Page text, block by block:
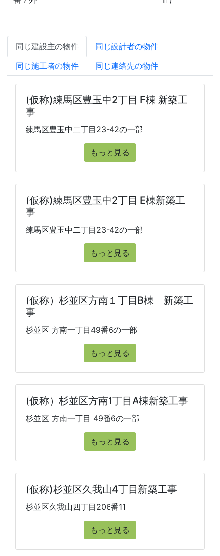
同じ建設主の物件
同じ設計者の物件
同じ施工者の物件
同じ連絡先の物件
(仮称)練馬区豊玉中2丁目 F棟 新築工
事
練馬区豊玉中二丁目23-42の一部
もっと見る
(仮称)練馬区豊玉中2丁目 E棟新築工
事
練馬区豊玉中二丁目23-42の一部
もっと見る
(仮称）杉並区方南１丁目B棟 新築工
事
杉並区 方南一丁目49番6の一部
もっと見る
(仮称）杉並区方南1丁目A棟新築工事
杉並区 方南一丁目 49番6の一部
もっと見る
(仮称)杉並区久我山4丁目新築工事
杉並区久我山四丁目206番11
もっと見る